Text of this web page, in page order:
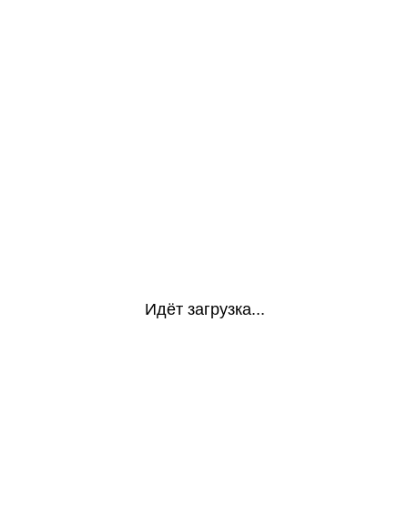
Идёт загрузка...